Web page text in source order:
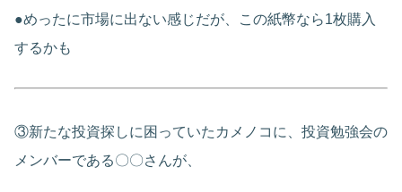
●めったに市場に出ない感じだが、この紙幣なら1枚購入
するかも
③新たな投資探しに困っていたカメノコに、投資勉強会の
メンバーである〇〇さんが、